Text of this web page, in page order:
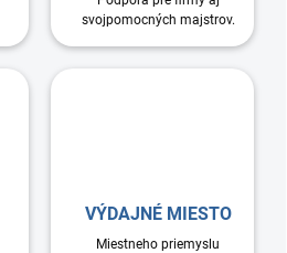
svojpomocných majstrov.
VÝDAJNÉ MIESTO
Miestneho priemyslu